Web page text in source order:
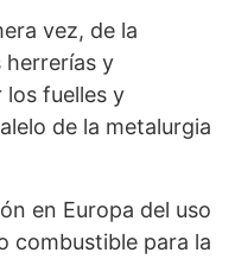
vez, de la
herrerías y
fuelles y
de la metalurgia
en Europa del uso
combustible para la